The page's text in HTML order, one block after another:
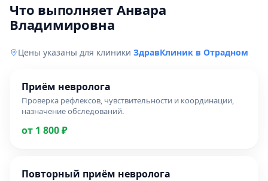
Что выполняет Анвара
Владимировна
Цены указаны для клиники ЗдравКлиник в Отрадном
Приём невролога
Проверка рефлексов, чувствительности и координации,
назначение обследований.
от 1 800 ₽
Повторный приём невролога